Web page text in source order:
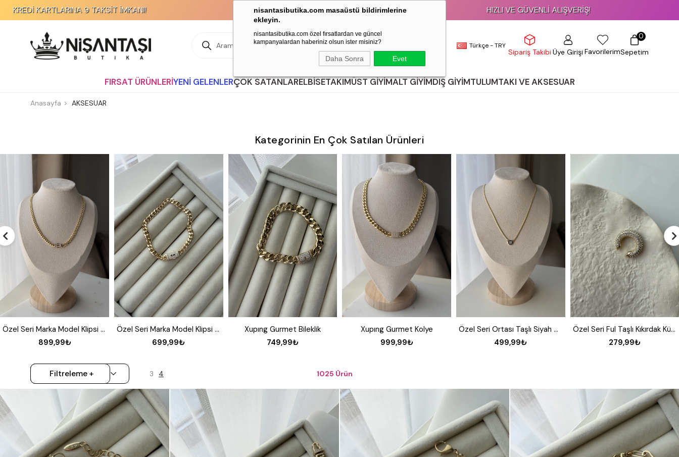
nisantasibutika.com masaüstü bildirimlerine
ekleyin.
nisantasibutika.com özel fırsatlardan ve güncel
kampanyalardan haberiniz olsun ister misiniz?
Daha Sonra Evet
KAPIDA ÖDEME İMKANI! HIZLI VE GÜVENLİ ALIŞVERİŞ! %70'E VARAN SEZON SONU İNDİRİMİ!
Türkçe - TRY
Sipariş TakibiÜye GirişiFavorilerimSepetim
0
FIRSAT ÜRÜNLERİYENİ GELENLERÇOK SATANLARELBİSETAKIMÜST GİYİMALT GİYİMDIŞ GİYİMTULUMTAKI VE AKSESUAR
Anasayfa AKSESUAR
Kategorinin En Çok Satılan Ürünleri
Özel Seri Marka Model Klipsi Taşlı Gurmet Bileklik
699,99₺
Xupıng Gurmet Bileklik
749,99₺
Xupıng Gurmet Kolye
999,99₺
499,99₺
Özel Seri Ful Taşlı Kıkırdak Küpesi
279,99₺
Summer Katlanabilir Çantalı Yelpaze
199,99₺
1025 Ürün
Filtreleme